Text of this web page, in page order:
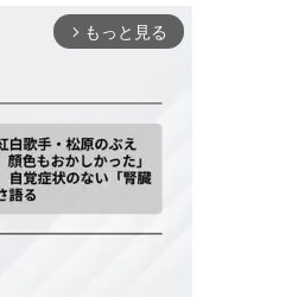
arrow_forward_ios もっと見る